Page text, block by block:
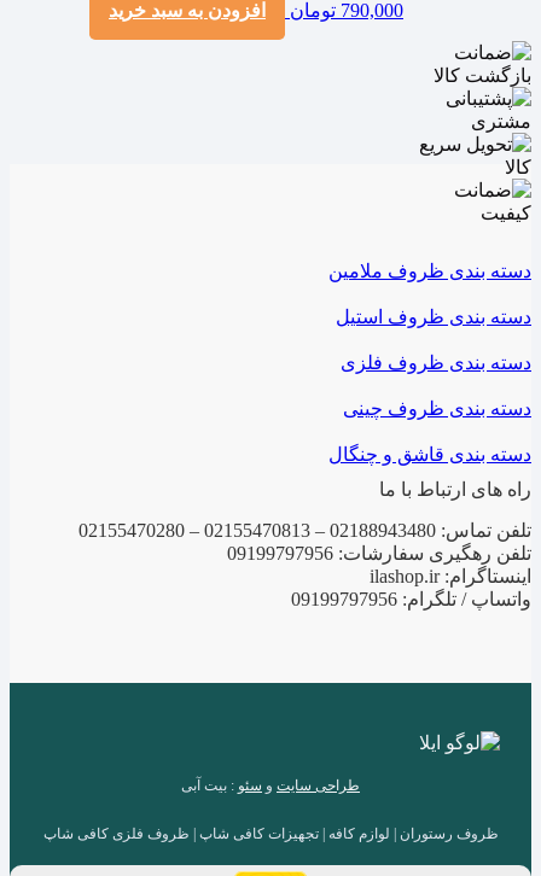
790,000 تومان افزودن به سبد خرید
دسته بندی ظروف ملامین
دسته بندی ظروف استیل
دسته بندی ظروف فلزی
دسته بندی ظروف چینی
دسته بندی قاشق و چنگال
راه های ارتباط با ما
تلفن تماس: 02188943480 – 02155470813 – 02155470280
تلفن رهگیری سفارشات: 09199797956
اینستاگرام: ilashop.ir
واتساپ / تلگرام: 09199797956
طراحی سایت و سئو : بیت آبی
ظروف رستوران | لوازم کافه | تجهیزات کافی شاپ | ظروف فلزی کافی شاپ